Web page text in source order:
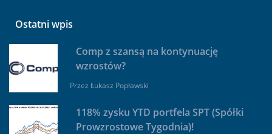
Ostatni wpis
Comp z szansą na kontynuację
wzrostów?
Przez Łukasz Popławski
118% zysku YTD portfela SPT (Spółki
Prowzrostowe Tygodnia)!